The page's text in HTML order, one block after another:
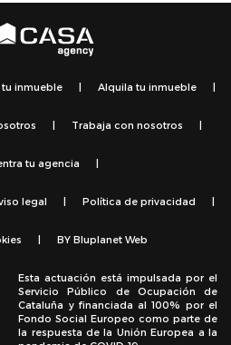
tu inmueble | Alquila tu inmueble |
| Trabaja con nosotros |
tu agencia |
legal | Política de privacidad |
| BY Bluplanet Web
Esta actuación está impulsada por el
Servicio Público de Ocupación de
Cataluña y financiada al 100% por el
Fondo Social Europeo como parte de
la respuesta de la Unión Europea a la